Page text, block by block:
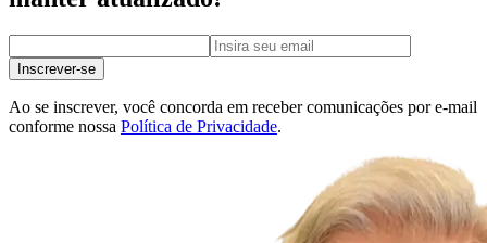
Inscrever-se
Ao se inscrever, você concorda em receber comunicações por e-mail
conforme nossa Política de Privacidade.